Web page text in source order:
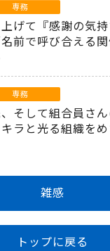
専務
げて『感謝の気
名前で呼び合える
専務
そして組合員さ
ラと光る組織を
雑感
トップに戻る